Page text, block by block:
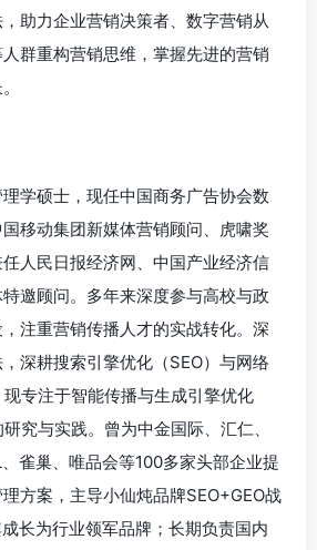
助力企业营销决策者、数字营销从
群重构营销思维，掌握先进的营销
学硕士，现任中国商务广告协会数
移动集团新媒体营销顾问、虎啸奖
人民日报经济网、中国产业经济信
邀顾问。多年来深度参与高校与政
注重营销传播人才的实战转化。深
深耕搜索引擎优化（SEO）与网络
专注于智能传播与生成引擎优化
研究与实践。曾为中金国际、汇仁、
雀巢、唯品会等100多家头部企业提
方案，主导小仙炖品牌SEO+GEO战
长为行业领军品牌；长期负责国内